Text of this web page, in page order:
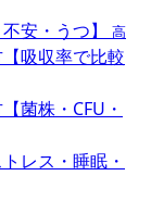
安・うつ】 高
吸収率で比較
菌株・CFU・
レス・睡眠・